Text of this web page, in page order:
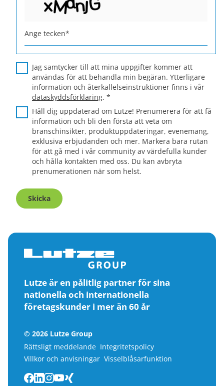
Ange tecken*
Jag samtycker till att mina uppgifter kommer att
användas för att behandla min begäran. Ytterligare
information och återkallelseinstruktioner finns i vår
dataskyddsförklaring. *
Håll dig uppdaterad om Lutze! Prenumerera för att få
information och bli den första att veta om
branschinsikter, produktuppdateringar, evenemang,
exklusiva erbjudanden och mer. Markera bara rutan
för att gå med i vår community av värdefulla kunder
och hålla kontakten med oss. Du kan avbryta
prenumerationen när som helst.
Skicka
Lutze är en pålitlig partner för sina
nationella och internationella
företagskunder i mer än 60 år
© 2026 Lutze Group
Rättsligt meddelande Integritetspolicy
Villkor och anvisningar Visselblåsarfunktion